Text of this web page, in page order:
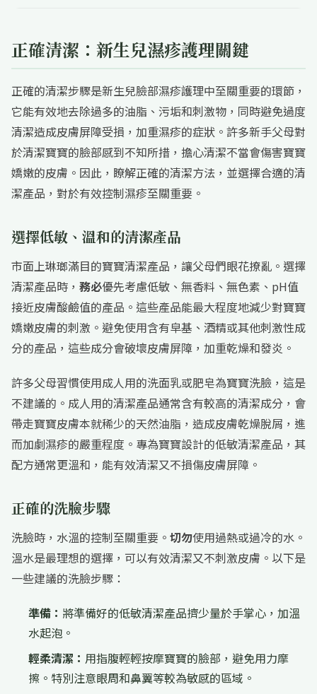
正確清潔：新生兒濕疹護理關鍵
正確的清潔步驟是新生兒臉部濕疹護理中至關重要的環節，
它能有效地去除過多的油脂、污垢和刺激物，同時避免過度
清潔造成皮膚屏障受損，加重濕疹的症狀。許多新手父母對
於清潔寶寶的臉部感到不知所措，擔心清潔不當會傷害寶寶
嬌嫩的皮膚。因此，瞭解正確的清潔方法，並選擇合適的清
潔產品，對於有效控制濕疹至關重要。
選擇低敏、溫和的清潔產品
市面上琳瑯滿目的寶寶清潔產品，讓父母們眼花撩亂。選擇
清潔產品時， 務必優先考慮低敏、無香料、無色素、pH值
接近皮膚酸鹼值的產品。這些產品能最大程度地減少對寶寶
嬌嫩皮膚的刺激。避免使用含有皁基、酒精或其他刺激性成
分的產品，這些成分會破壞皮膚屏障，加重乾燥和發炎。
許多父母習慣使用成人用的洗面乳或肥皂為寶寶洗臉，這是
不建議的。成人用的清潔產品通常含有較高的清潔成分，會
帶走寶寶皮膚本就稀少的天然油脂，造成皮膚乾燥脫屑，進
而加劇濕疹的嚴重程度。專為寶寶設計的低敏清潔產品，其
配方通常更溫和，能有效清潔又不損傷皮膚屏障。
正確的洗臉步驟
洗臉時，水溫的控制至關重要。 切勿使用過熱或過冷的水。
溫水是最理想的選擇，可以有效清潔又不刺激皮膚。以下是
一些建議的洗臉步驟：
準備： 將準備好的低敏清潔產品擠少量於手掌心，加溫
水起泡。
輕柔清潔： 用指腹輕輕按摩寶寶的臉部，避免用力摩
擦。特別注意眼周和鼻翼等較為敏感的區域。